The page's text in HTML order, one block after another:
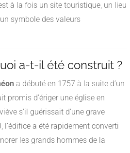
à la fois un site touristique, un lieu
symbole des valeurs
a-t-il été construit ?
a débuté en 1757 à la suite d’un
promis d’ériger une église en
s’il guérissait d’une grave
l’édifice a été rapidement converti
les grands hommes de la